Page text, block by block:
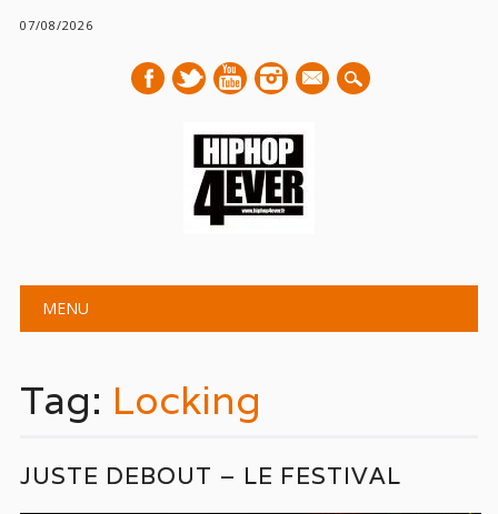
07/08/2026
mail
Main menu
MENU
Tag: Locking
JUSTE DEBOUT – LE FESTIVAL